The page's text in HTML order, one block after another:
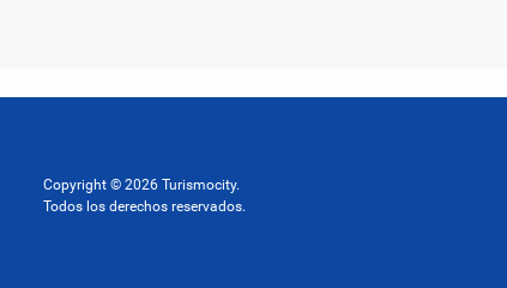
Copyright © 2026 Turismocity.
Todos los derechos reservados.